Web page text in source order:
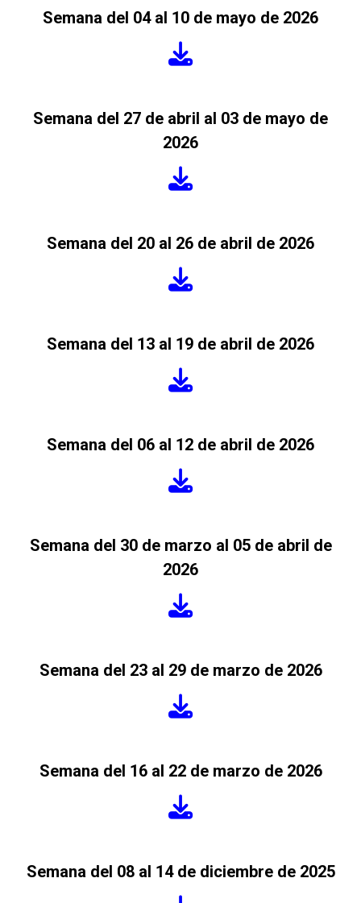
Semana del 04 al 10 de mayo de 2026
Semana del 27 de abril al 03 de mayo de
2026
Semana del 20 al 26 de abril de 2026
Semana del 13 al 19 de abril de 2026
Semana del 06 al 12 de abril de 2026
Semana del 30 de marzo al 05 de abril de
2026
Semana del 23 al 29 de marzo de 2026
Semana del 16 al 22 de marzo de 2026
Semana del 08 al 14 de diciembre de 2025